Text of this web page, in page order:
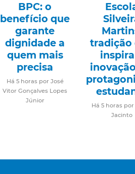
BPC: o
benefício que
garante
dignidade a
quem mais
precisa
Há 5 horas por José
Vitor Gonçalves Lopes
Júnior
tradição
Há 5 horas por
Jacinto